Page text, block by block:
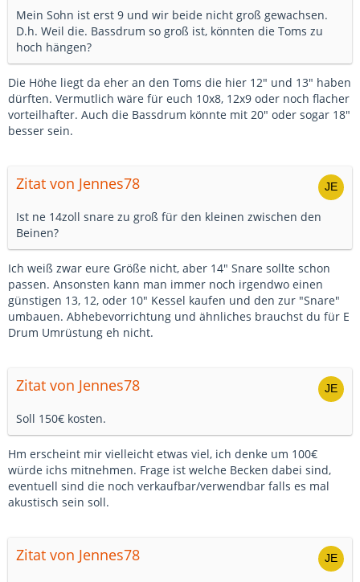
Mein Sohn ist erst 9 und wir beide nicht groß gewachsen.
D.h. Weil die. Bassdrum so groß ist, könnten die Toms zu
hoch hängen?
Die Höhe liegt da eher an den Toms die hier 12" und 13" haben
dürften. Vermutlich wäre für euch 10x8, 12x9 oder noch flacher
vorteilhafter. Auch die Bassdrum könnte mit 20" oder sogar 18"
besser sein.
Zitat von Jennes78
Ist ne 14zoll snare zu groß für den kleinen zwischen den
Beinen?
Ich weiß zwar eure Größe nicht, aber 14" Snare sollte schon
passen. Ansonsten kann man immer noch irgendwo einen
günstigen 13, 12, oder 10" Kessel kaufen und den zur "Snare"
umbauen. Abhebevorrichtung und ähnliches brauchst du für E
Drum Umrüstung eh nicht.
Zitat von Jennes78
Soll 150€ kosten.
Hm erscheint mir vielleicht etwas viel, ich denke um 100€
würde ichs mitnehmen. Frage ist welche Becken dabei sind,
eventuell sind die noch verkaufbar/verwendbar falls es mal
akustisch sein soll.
Zitat von Jennes78